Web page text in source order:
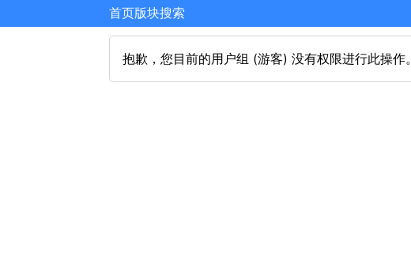
首页版块搜索
抱歉，您目前的用户组 (游客) 没有权限进行此操作。